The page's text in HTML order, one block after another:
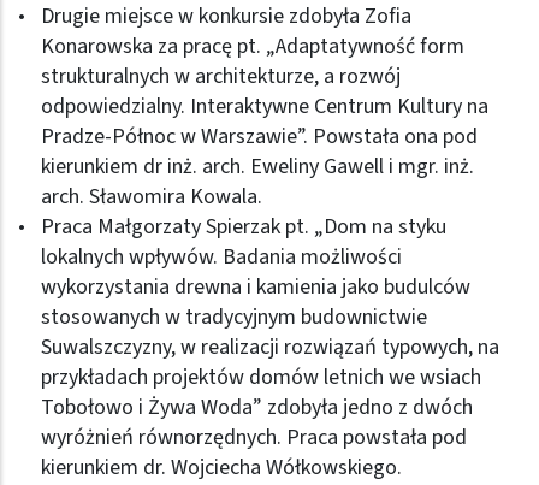
Drugie miejsce w konkursie zdobyła Zofia
Konarowska za pracę pt. „Adaptatywność form
strukturalnych w architekturze, a rozwój
odpowiedzialny. Interaktywne Centrum Kultury na
Pradze-Północ w Warszawie”. Powstała ona pod
kierunkiem dr inż. arch. Eweliny Gawell i mgr. inż.
arch. Sławomira Kowala.
Praca Małgorzaty Spierzak pt. „Dom na styku
lokalnych wpływów. Badania możliwości
wykorzystania drewna i kamienia jako budulców
stosowanych w tradycyjnym budownictwie
Suwalszczyzny, w realizacji rozwiązań typowych, na
przykładach projektów domów letnich we wsiach
Tobołowo i Żywa Woda” zdobyła jedno z dwóch
wyróżnień równorzędnych. Praca powstała pod
kierunkiem dr. Wojciecha Wółkowskiego.